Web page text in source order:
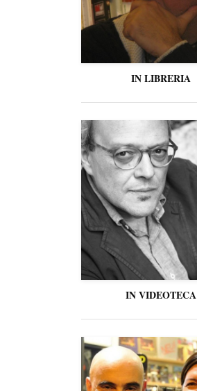
IN LIBRERIA
IN VIDEOTECA